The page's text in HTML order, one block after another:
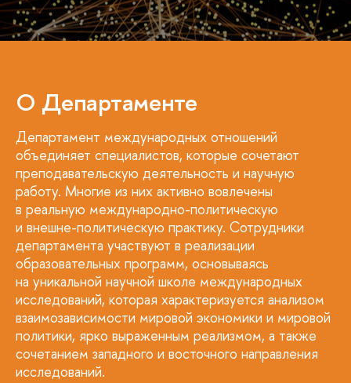
О Департаменте
Департамент международных отношений
объединяет специалистов, которые сочетают
преподавательскую деятельность и научную
работу. Многие из них активно вовлечены
в реальную международно-политическую
и внешне-политическую практику. Сотрудники
департамента участвуют в реализации
образовательных программ, основываясь
на уникальной научной школе международных
исследований, которая характеризуется анализом
взаимозависимости мировой экономики и мировой
политики, ярко выраженным реализмом, а также
сочетанием западного и восточного направления
исследований.